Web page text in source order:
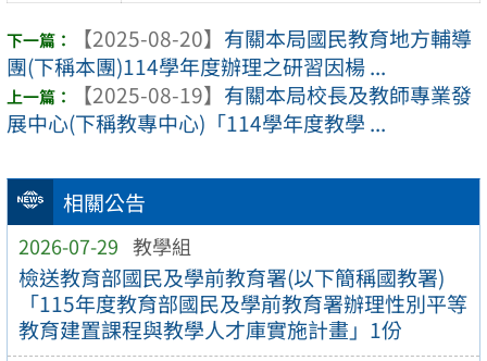
相關公告
2026-07-29 教學組
檢送教育部國民及學前教育署(以下簡稱國教署)
「115年度教育部國民及學前教育署辦理性別平等
教育建置課程與教學人才庫實施計畫」1份
【2025-08-20】 有關本局國民教育地方輔導
團(下稱本團)114學年度辦理之研習因楊 ...
【2025-08-19】 有關本局校長及教師專業發
展中心(下稱教專中心)「114學年度教學 ...